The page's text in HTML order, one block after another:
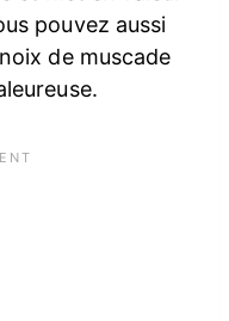
pouvez aussi
de muscade